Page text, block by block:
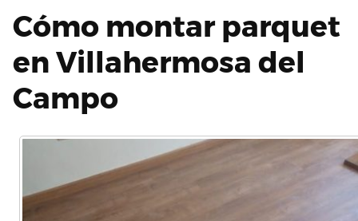
Cómo montar parquet
en Villahermosa del
Campo